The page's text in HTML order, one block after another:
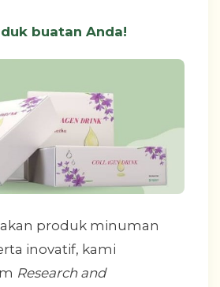
buatan Anda!
produk minuman
inovatif, kami
Research and